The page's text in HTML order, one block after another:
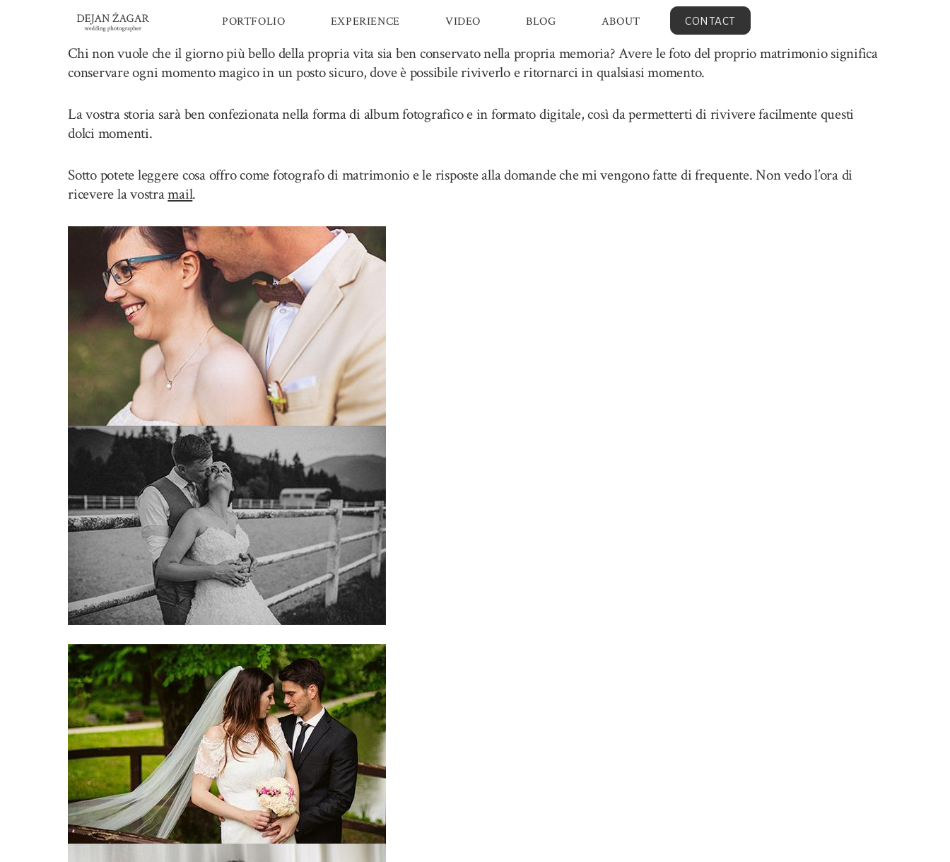
PORTFOLIO EXPERIENCE VIDEO BLOG ABOUT CONTACT
Chi non vuole che il giorno più bello della propria vita sia ben conservato nella propria memoria? Avere le foto del proprio matrimonio significa
conservare ogni momento magico in un posto sicuro, dove è possibile riviverlo e ritornarci in qualsiasi momento.
La vostra storia sarà ben confezionata nella forma di album fotografico e in formato digitale, così da permetterti di rivivere facilmente questi
dolci momenti.
Sotto potete leggere cosa offro come fotografo di matrimonio e le risposte alla domande che mi vengono fatte di frequente. Non vedo l’ora di
ricevere la vostramail.